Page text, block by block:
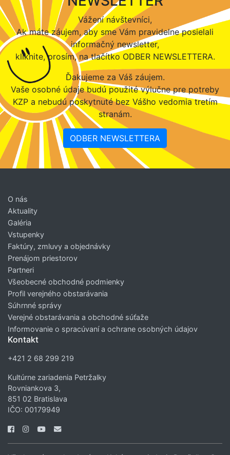
Vážení návštevníci,
Ak máte záujem, aby sme Vám pravidelne posielali
informačný newsletter,
kliknite, prosím, na tlačítko ODBER NEWSLETTERA.
Ďakujeme za Váš záujem.
Vaše osobné údaje budú použité výlučne pre potreby
KZP a nebudú poskytnuté bez Vášho vedomia tretím
stranám.
ODBER NEWSLETTERA
O nás
Aktuality
Galéria
Vstupenky
Faktúry, zmluvy a objednávky
Prenájom priestorov
Partneri
Všeobecné obchodné podmienky
Profil verejného obstarávania
Súhrnné správy
Verejné obstarávania a obchodné súťaže
Informovanie o spracúvaní a ochrane osobných údajov
Kontakt
+421 2 68 299 219
Kultúrne zariadenia Petržalky
Rovniankova 3,
851 02 Bratislava
IČO: 00179949